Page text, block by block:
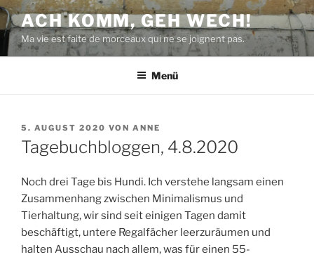
Zum
Inhalt
springen
ACH KOMM, GEH WECH!
Ma vie est faite de morceaux qui ne se joignent pas.
Menü
VERÖFFENTLICHT
AM
5. AUGUST 2020 VON ANNE
Tagebuchbloggen, 4.8.2020
Noch drei Tage bis Hundi. Ich verstehe langsam einen
Zusammenhang zwischen Minimalismus und
Tierhaltung, wir sind seit einigen Tagen damit
beschäftigt, untere Regalfächer leerzuräumen und
halten Ausschau nach allem, was für einen 55-